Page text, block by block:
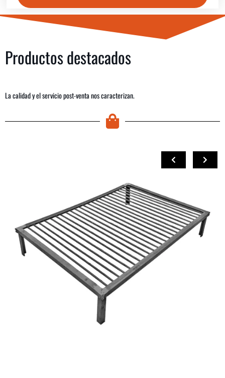
Productos destacados
La calidad y el servicio post-venta nos caracterizan.